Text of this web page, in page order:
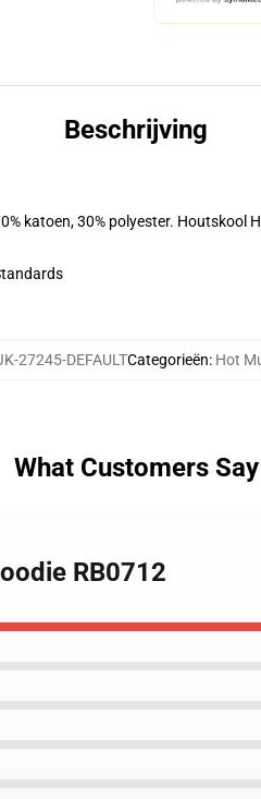
Beschrijving
katoen, 30% polyester. Houtskool
27245-DEFAULTCategorieën: Hot
What Customers Say
RB0712